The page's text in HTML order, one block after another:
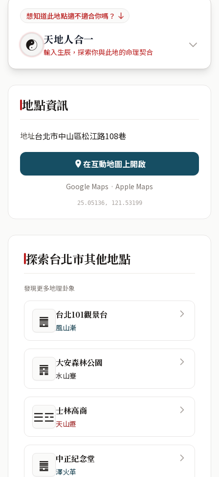
想知道此地點適不適合你嗎？
☯ 天地人合一
輸入生辰，探索你與此地的命理契合
南京商旅
日期 出生時辰
資料僅用於即時分析，不會儲存於伺服器
地點資訊
地址台北市中山區松江路108巷
在互動地圖上開啟
Google Maps · Apple Maps
25.05136, 121.53199
探索台北市其他地點
發現更多地理卦象
䷌ 台北101觀景台
風山漸
䷴ 大安森林公園
水山蹇
☰☲士林高商
天山遯
䷌ 中正紀念堂
澤火革